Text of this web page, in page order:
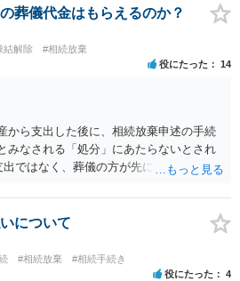
し合いの結果、親がすべて相続と決める
り、母が全部相続すると、母から三人
非課税枠となります。 そうすると、母が
両親のどちらかが亡くなってから相続す
。 計画的に相続をするのがおすすめと
外にも気をつける点はあるかもしれませ
るのがおすすめと思います。
葬儀代金はもらえるのか？
結解除 #相続放棄
役にたった 14
から支出した後に、相続放棄申述の手続
みなされる「処分」にあたらないとされ
ではなく、葬儀の方が先に来るのが通常
ますが) ただ、葬儀費用ならいくらでもよ
相応の、社会的儀式として当然認められ
なく、質素な葬儀を行った費用であれ
純承認と認められない可能性が高いの
について
#相続放棄 #相続手続き
役にたった 4